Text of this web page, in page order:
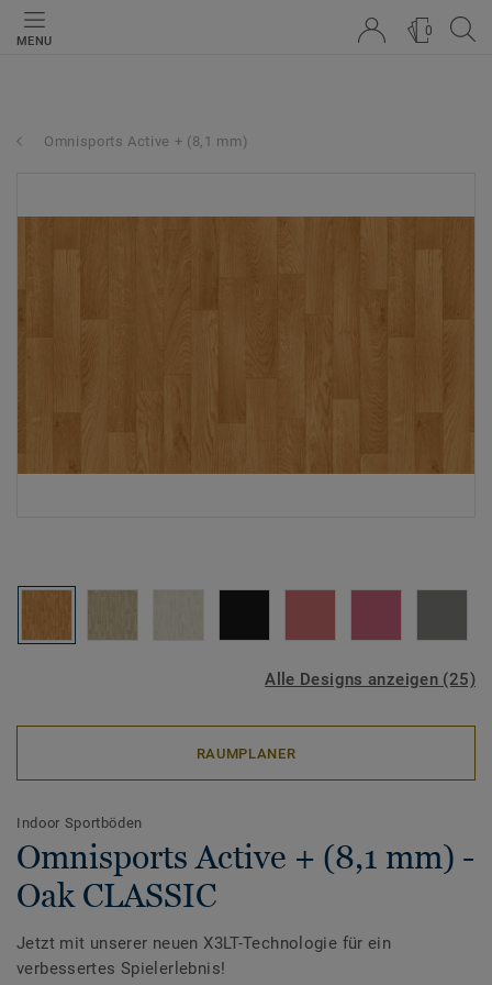
MENU
0
Omnisports Active + (8,1 mm)
Alle Designs anzeigen (25)
RAUMPLANER
Indoor Sportböden
Omnisports Active + (8,1 mm) -
Oak CLASSIC
Jetzt mit unserer neuen X3LT-Technologie für ein
verbessertes Spielerlebnis!